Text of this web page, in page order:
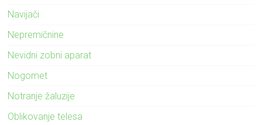
Navijači
Nepremičnine
Nevidni zobni aparat
Nogomet
Notranje žaluzije
Oblikovanje telesa